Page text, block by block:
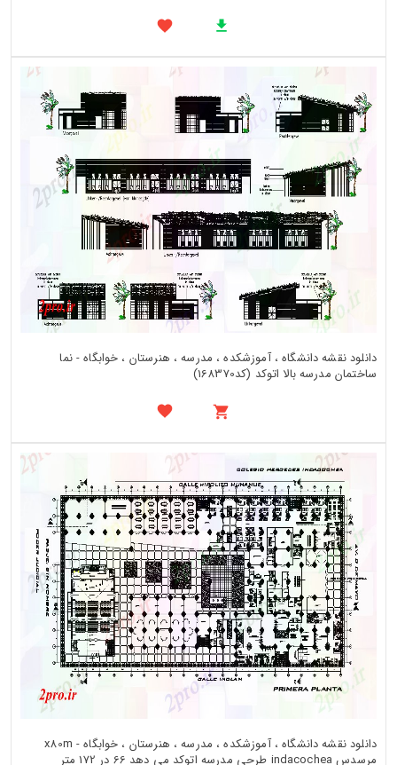
دانلود نقشه دانشگاه ، آموزشکده ، مدرسه ، هنرستان ، خوابگاه - نما
ساختمان مدرسه بالا اتوکد (کد168370)
دانلود نقشه دانشگاه ، آموزشکده ، مدرسه ، هنرستان ، خوابگاه - x80m
مرسدس indacochea طرحی مدرسه اتوکد می دهد 66 در 172 متر